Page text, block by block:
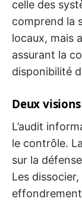
celle des
comprend la
locaux, mais
assurant la
disponibilité
Deux
L’audit
le contrôle.
sur la
Les dissocier,